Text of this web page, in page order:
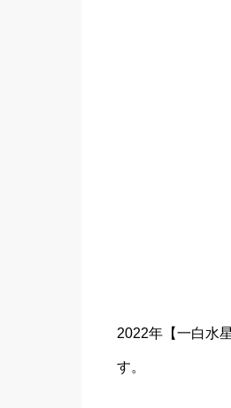
2022年【一白水
す。